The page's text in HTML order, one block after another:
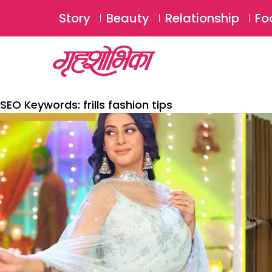
Story Beauty Relationship
SEO Keywords: frills fashion tips